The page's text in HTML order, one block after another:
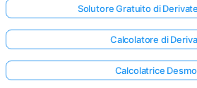
Solutore Gratuito di
Calcolatore di
Calcolatrice